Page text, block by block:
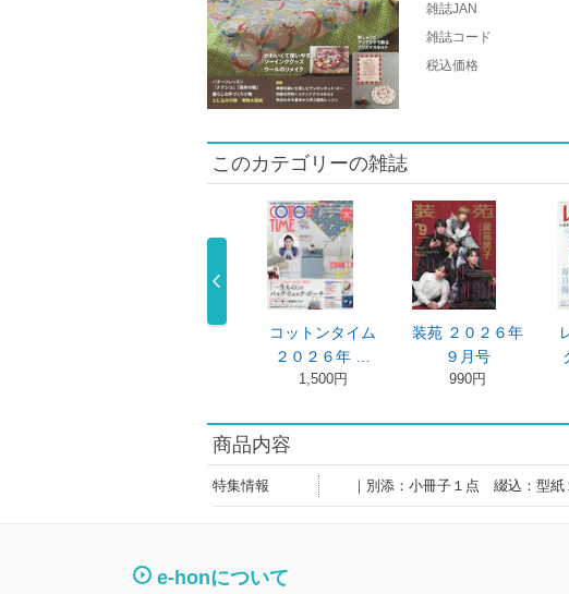
雑誌JAN
雑誌コード
税込価格
このカテゴリーの雑誌
美しいキモノ ２
コットンタイム
２０２６年 …
1,500円
装苑 ２０２６年
９月号
990円
商品内容
特集情報 ｜別添：小冊子１点 綴込：型紙
e-honについて